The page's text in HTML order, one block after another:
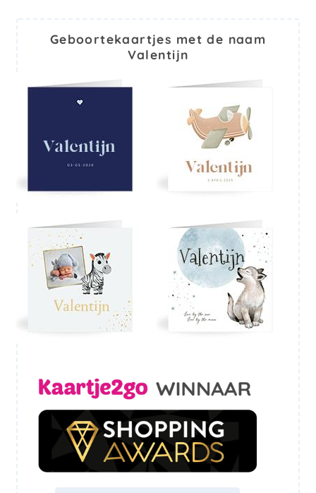
Geboortekaartjes met de naam
Valentijn